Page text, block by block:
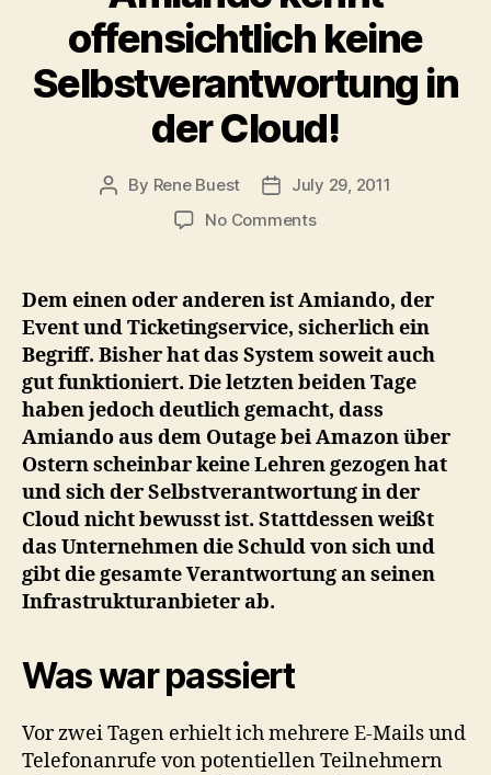
offensichtlich keine
Selbstverantwortung in
der Cloud!
Post
By Rene Buest
Post
date
July 29, 2011
No Commentson
offensichtlich
keine
Selbstverantwortung
in
der
Cloud!
Dem einen oder anderen ist Amiando, der
Event und Ticketingservice, sicherlich ein
Begriff. Bisher hat das System soweit auch
gut funktioniert. Die letzten beiden Tage
haben jedoch deutlich gemacht, dass
Amiando aus dem Outage bei Amazon über
Ostern scheinbar keine Lehren gezogen hat
und sich der Selbstverantwortung in der
Cloud nicht bewusst ist. Stattdessen weißt
das Unternehmen die Schuld von sich und
gibt die gesamte Verantwortung an seinen
Infrastrukturanbieter ab.
Was war passiert
Vor zwei Tagen erhielt ich mehrere E-Mails und
Telefonanrufe von potentiellen Teilnehmern